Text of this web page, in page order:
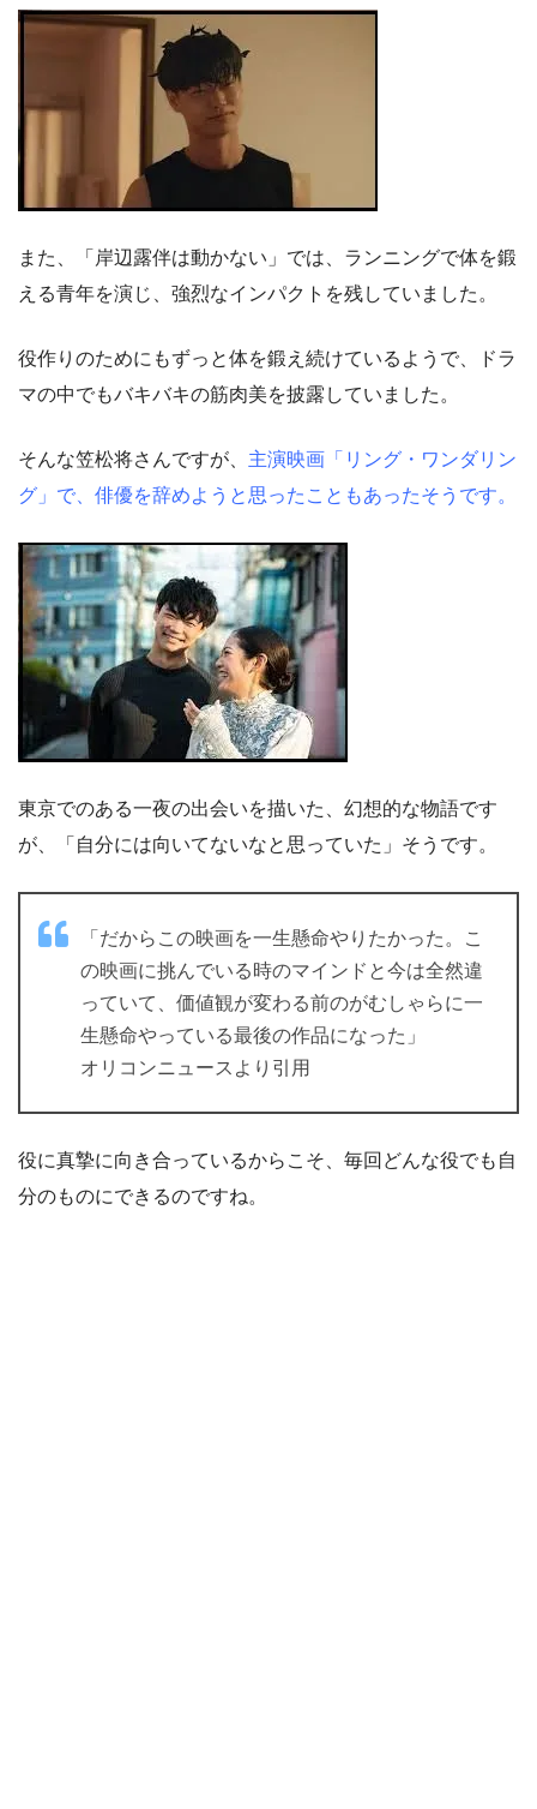
また、「岸辺露伴は動かない」では、ランニングで体を鍛
える青年を演じ、強烈なインパクトを残していました。
役作りのためにもずっと体を鍛え続けているようで、ドラ
マの中でもバキバキの筋肉美を披露していました。
そんな笠松将さんですが、 主演映画「リング・ワンダリン
グ」で、俳優を辞めようと思ったこともあったそうです。
東京でのある一夜の出会いを描いた、幻想的な物語です
が、「自分には向いてないなと思っていた」そうです。
「だからこの映画を一生懸命やりたかった。こ
の映画に挑んでいる時のマインドと今は全然違
っていて、価値観が変わる前のがむしゃらに一
生懸命やっている最後の作品になった」
オリコンニュースより引用
役に真摯に向き合っているからこそ、毎回どんな役でも自
分のものにできるのですね。